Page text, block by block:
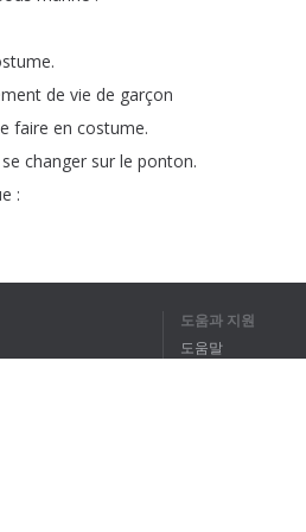
.
de vie de garçon
faire en costume.
se changer sur le ponton.
:
se retrouve dans l'eau en fait?
도움과 지원
도움말